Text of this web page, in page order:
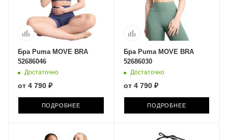
Бра Puma MOVE BRA
52686046
Достаточно
от 4 790 ₽
ПОДРОБНЕЕ
Бра Puma MOVE BRA
52686030
Достаточно
от 4 790 ₽
ПОДРОБНЕЕ